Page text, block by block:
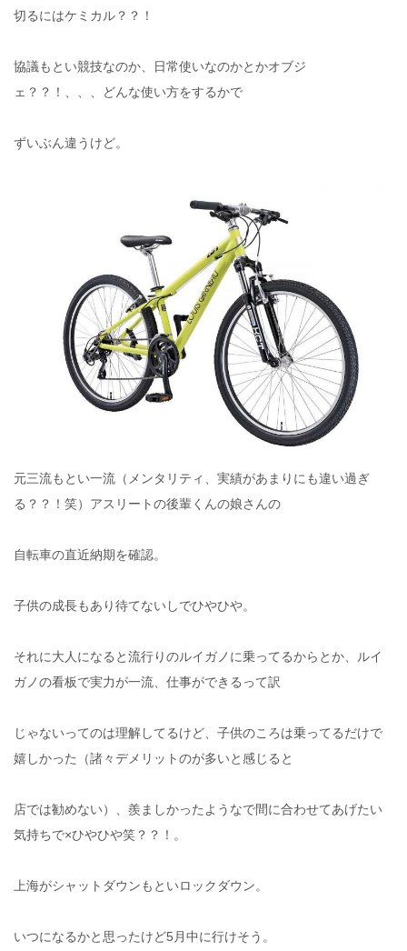
切るにはケミカル？？！
協議もとい競技なのか、日常使いなのかとかオブジ
ェ？？！、、、どんな使い方をするかで
ずいぶん違うけど。
元三流もとい一流（メンタリティ、実績があまりにも違い過ぎ
る？？！笑）アスリートの後輩くんの娘さんの
自転車の直近納期を確認。
子供の成長もあり待てないしでひやひや。
それに大人になると流行りのルイガノに乗ってるからとか、ルイ
ガノの看板で実力が一流、仕事ができるって訳
じゃないってのは理解してるけど、子供のころは乗ってるだけで
嬉しかった（諸々デメリットのが多いと感じると
店では勧めない）、羨ましかったようなで間に合わせてあげたい
気持ちで×ひやひや笑？？！。
上海がシャットダウンもといロックダウン。
いつになるかと思ったけど5月中に行けそう。